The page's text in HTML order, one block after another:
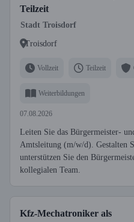
Teilzeit
Stadt Troisdorf
Troisdorf
Vollzeit Teilzeit
Weiterbildungen
07.08.2026
Leiten Sie das Bürgermeister-
Amtsleitung (m/w/d). Gestalten
unterstützen Sie den
kollegialen Team.
Kfz-Mechatroniker als